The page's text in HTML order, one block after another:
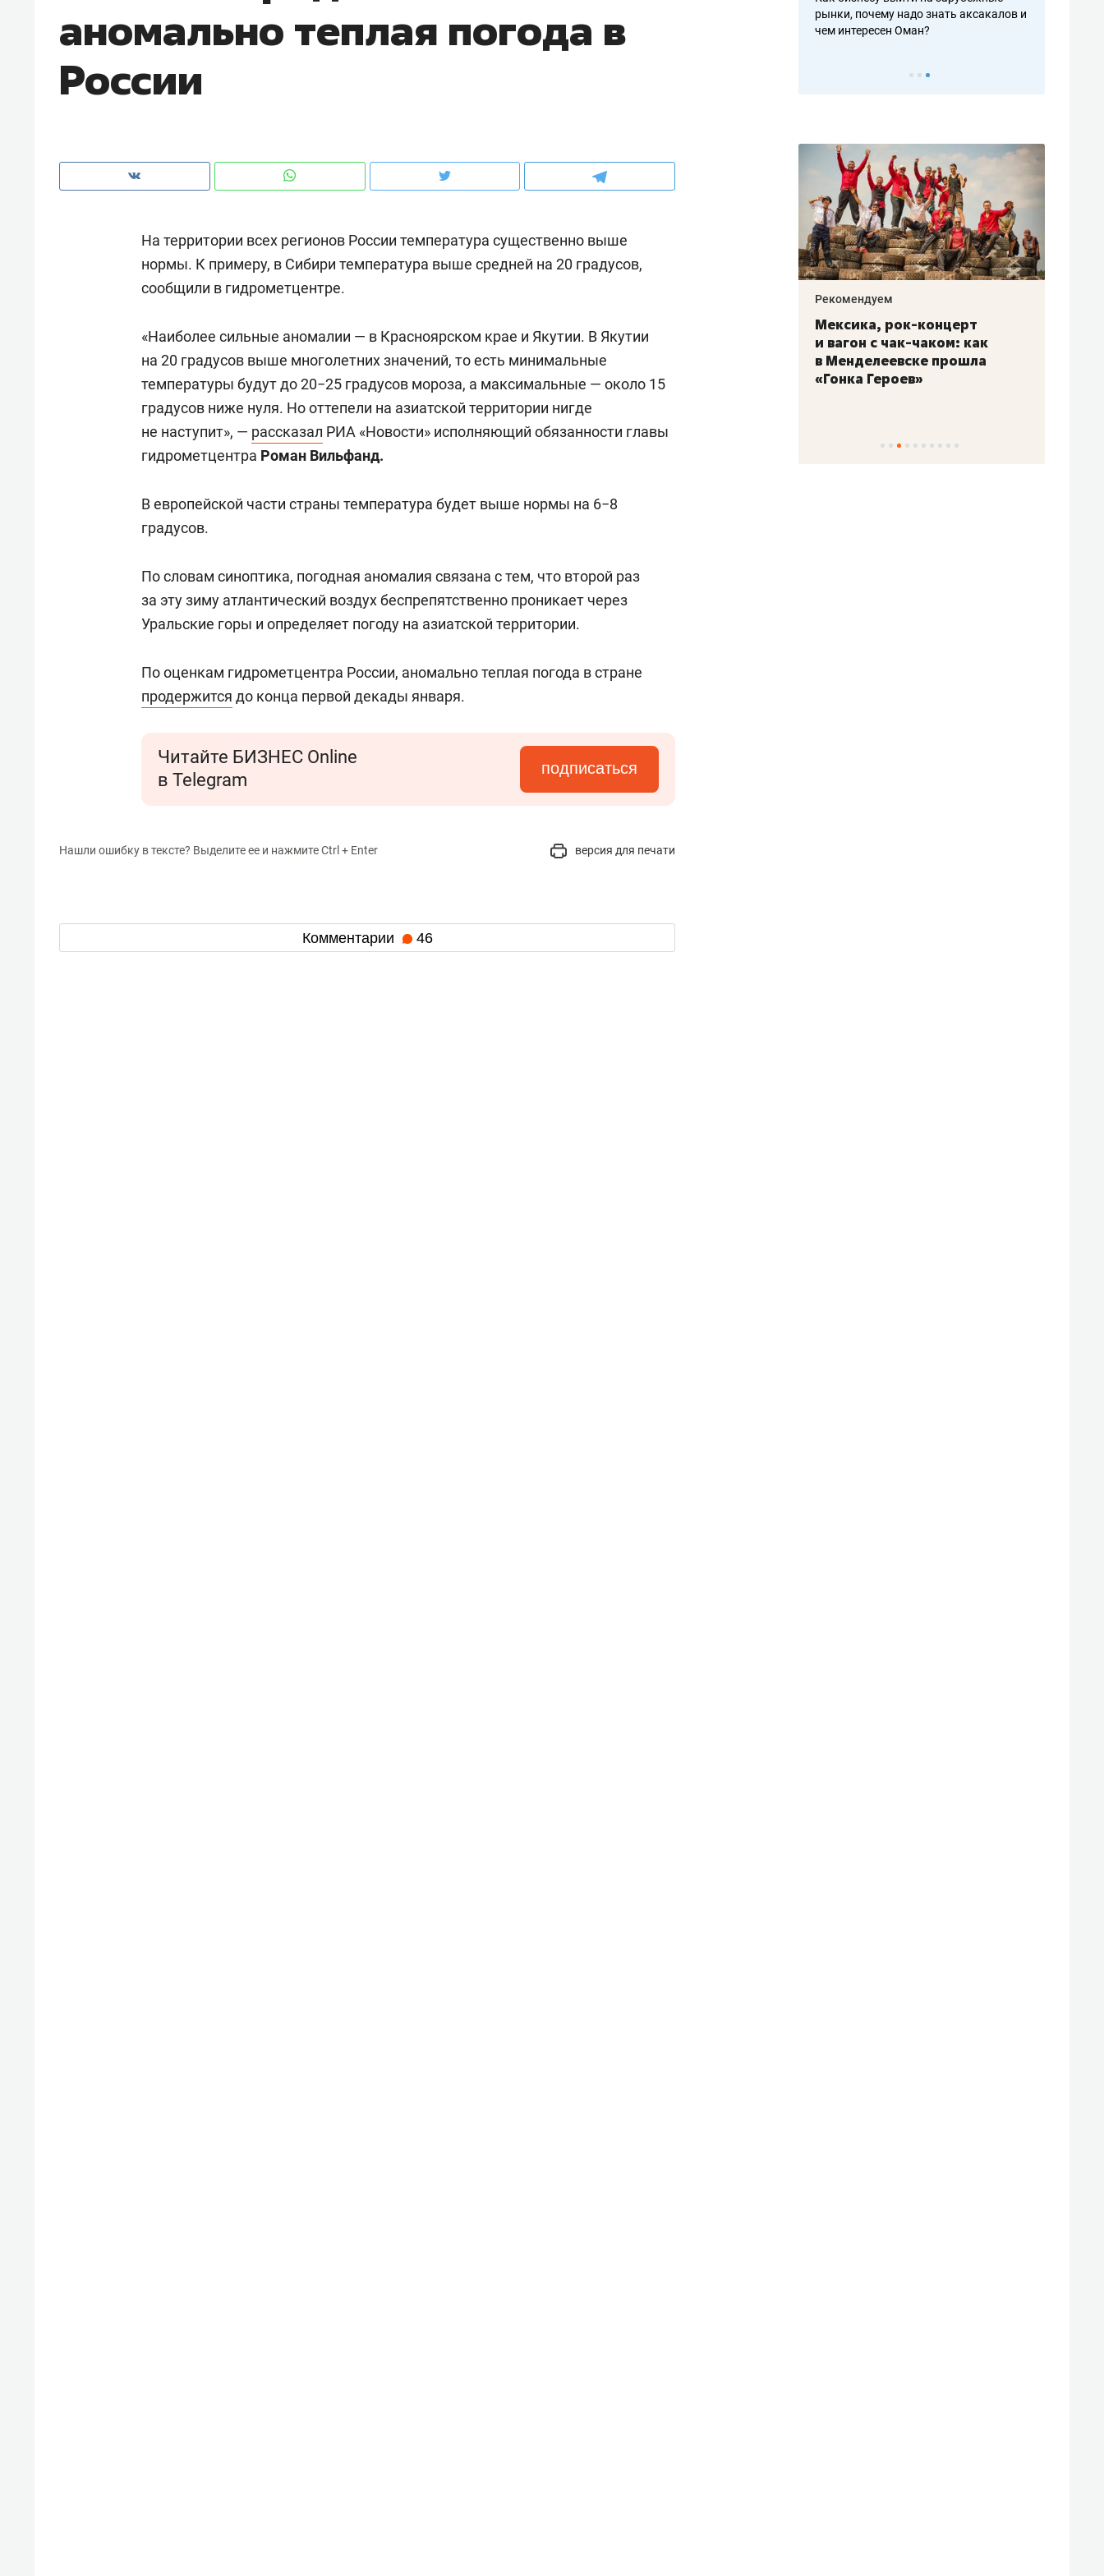
аномально теплая погода в
России
На территории всех регионов России температура существенно выше
нормы. К примеру, в Сибири температура выше средней на 20 градусов,
сообщили в гидрометцентре.
«Наиболее сильные аномалии — в Красноярском крае и Якутии. В Якутии
на 20 градусов выше многолетних значений, то есть минимальные
температуры будут до 20−25 градусов мороза, а максимальные — около 15
градусов ниже нуля. Но оттепели на азиатской территории нигде
не наступит», — рассказал РИА «Новости» исполняющий обязанности главы
гидрометцентра Роман Вильфанд.
В европейской части страны температура будет выше нормы на 6−8
градусов.
По словам синоптика, погодная аномалия связана с тем, что второй раз
за эту зиму атлантический воздух беспрепятственно проникает через
Уральские горы и определяет погоду на азиатской территории.
По оценкам гидрометцентра России, аномально теплая погода в стране
продержится до конца первой декады января.
Читайте БИЗНЕС Online
в Telegram
подписаться
Нашли ошибку в тексте? Выделите ее и нажмите Ctrl + Enter версия для печати
Комментарии 46
чем интересен Оман?
клиентах и чудных запросах мастеров
налогах и развитии без кредитов
рынки, почему надо знать аксакалов и
чем интересен Оман?
создают оазис жилого
комфорта под Казанью
Рекомендуем
ID вместо ключа: какой будет
безопасность в ЖК «Нова»
природе, работа
с ментальным и физическим
состоянием как основа
Рекомендуем
Мексика, рок-концерт
и вагон с чак-чаком: как
в Менделеевске прошла
«Гонка Героев»